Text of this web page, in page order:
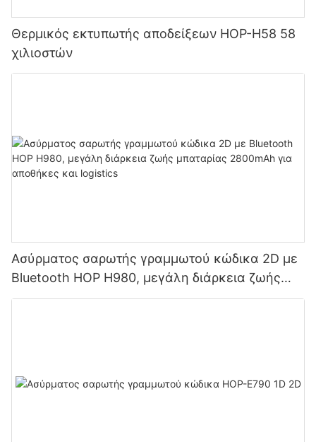
Θερμικός εκτυπωτής αποδείξεων HOP-H58 58
χιλιοστών
Ασύρματος σαρωτής γραμμωτού κώδικα 2D με
Bluetooth HOP H980, μεγάλη διάρκεια ζωής
μπαταρίας 2800mAh για αποθήκες και logistics